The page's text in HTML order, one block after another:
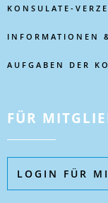
KONSULATE-
INFORMATIONEN
AUFGABEN DER
FÜR
LOGIN FÜR